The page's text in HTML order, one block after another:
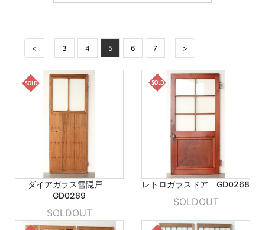
< 3 4 5 6 7 >
ダイアガラス雪隠戸
GD0269
SOLDOUT
レトロガラスドア GD0268
SOLDOUT